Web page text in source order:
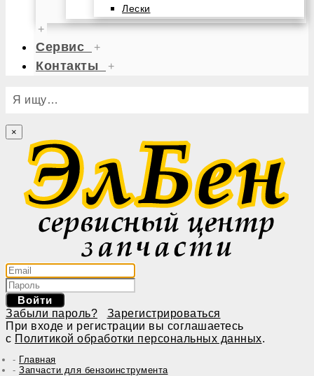
Лески
+
Сервис +
Контакты +
Я ищу…
×
Войти
Забыли пароль?
Зарегистрироваться
При входе и регистрации вы соглашаетесь
с Политикой обработки персональных данных.
Главная
Запчасти для бензоинструмента